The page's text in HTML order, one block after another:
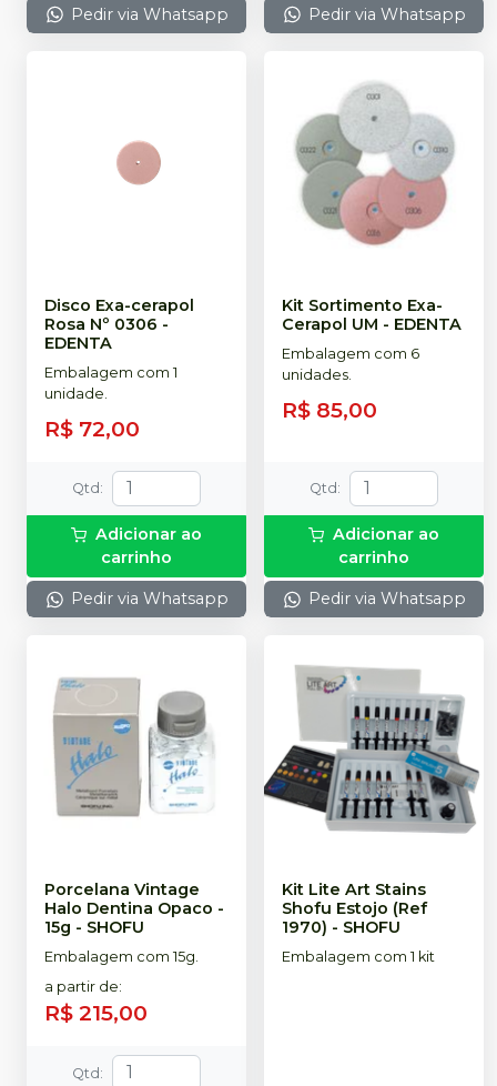
Pedir via Whatsapp Pedir via Whatsapp
Disco Exa-cerapol
Rosa Nº 0306 -
EDENTA
Embalagem com 1
unidade.
R$ 72,00
Qtd :
Adicionar ao
carrinho
Pedir via Whatsapp
Kit Sortimento Exa-
Cerapol UM - EDENTA
Embalagem com 6
unidades.
R$ 85,00
Qtd :
Adicionar ao
carrinho
Pedir via Whatsapp
Porcelana Vintage
Halo Dentina Opaco -
15g - SHOFU
Embalagem com 15g.
a partir de:
R$ 215,00
Qtd :
Kit Lite Art Stains
Shofu Estojo (Ref
1970) - SHOFU
Embalagem com 1 kit